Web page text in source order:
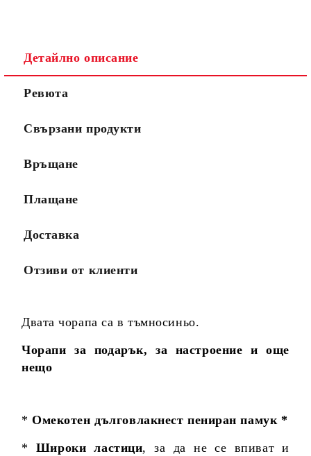
Детайлно описание
Ревюта
Свързани продукти
Връщане
Плащане
Доставка
Отзиви от клиенти
Двата чорапа са в тъмносиньо.
Чорапи за подарък, за настроение и още
нещо
*Омекотен дълговлакнест пениран памук *
* Широки ластици, за да не се впиват и